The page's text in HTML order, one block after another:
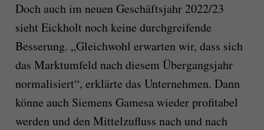
Doch auch im neuen Geschäftsjahr 2022/23
sieht Eickholt noch keine durchgreifende
Besserung. „Gleichwohl erwarten wir, dass sich
das Marktumfeld nach diesem Übergangsjahr
normalisiert“, erklärte das Unternehmen. Dann
könne auch Siemens Gamesa wieder profitabel
werden und den Mittelzufluss nach und nach